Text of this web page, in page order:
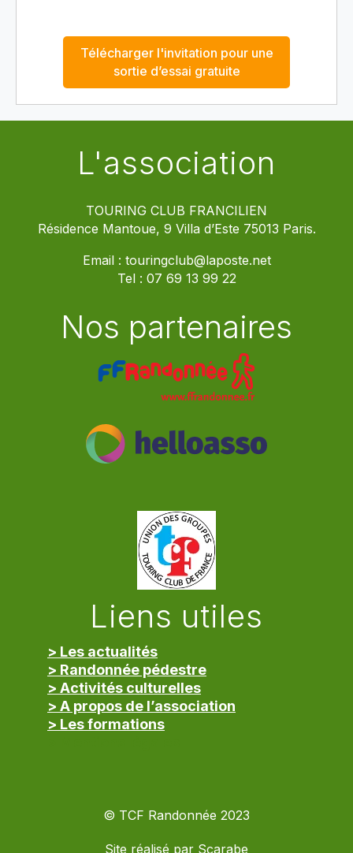
Télécharger l'invitation pour une
sortie d’essai gratuite
L'association
TOURING CLUB FRANCILIEN
Résidence Mantoue, 9 Villa d’Este 75013 Paris.
Email : touringclub@laposte.net
Tel : 07 69 13 99 22
Nos partenaires
Liens utiles
> Les actualités
> Randonnée pédestre
> Activités culturelles
> A propos de l’association
> Les formations
© TCF Randonnée 2023
Site réalisé par Scarabe